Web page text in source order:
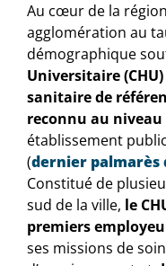
Au cœur de la
agglomération au
démographique
Universitaire
sanitaire de
reconnu au
établissement
(dernier palmarès
Constitué de
sud de la ville, le
premiers
ses missions de